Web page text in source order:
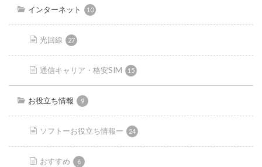
インターネット 10
光回線 27
通信キャリア・格安SIM 15
お役立ち情報 9
ソフトーお役立ち情報ー 24
おすすめ 6